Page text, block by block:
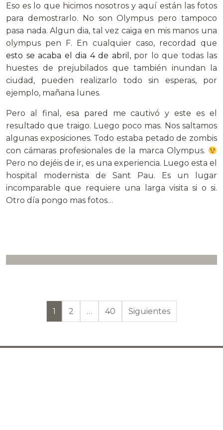
Eso es lo que hicimos nosotros y aquí están las fotos
para demostrarlo. No son Olympus pero tampoco
pasa nada. Algun dia, tal vez caiga en mis manos una
olympus pen F. En cualquier caso, recordad que
esto se acaba el dia 4 de abril , por lo que todas las
huestes de prejubilados que también inundan la
ciudad, pueden realizarlo todo sin esperas, por
ejemplo, mañana lunes.
Pero al final, esa pared me cautivó y este es el
resultado que traigo. Luego poco mas. Nos saltamos
algunas exposiciones. Todo estaba petado de zombis
con cámaras profesionales de la marca Olympus.
Pero no dejéis de ir, es una experiencia. Luego esta el
hospital modernista de Sant Pau. Es un lugar
incomparable que requiere una larga visita si o si.
Otro día pongo mas fotos…
Paginación de
1 2 … 40 Siguientes